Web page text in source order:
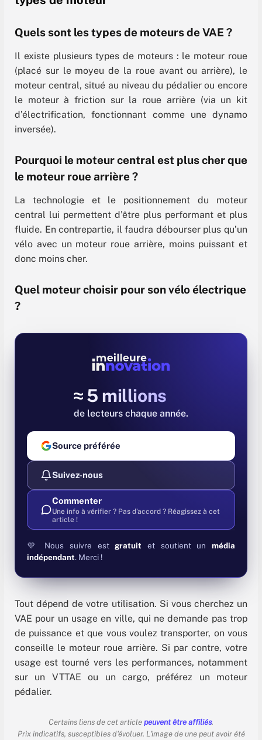
Quels sont les types de moteurs de VAE ?
Il existe plusieurs types de moteurs : le moteur roue
(placé sur le moyeu de la roue avant ou arrière), le
moteur central, situé au niveau du pédalier ou encore
le moteur à friction sur la roue arrière (via un kit
d’électrification, fonctionnant comme une dynamo
inversée).
Pourquoi le moteur central est plus cher que
le moteur roue arrière ?
La technologie et le positionnement du moteur
central lui permettent d’être plus performant et plus
fluide. En contrepartie, il faudra débourser plus qu’un
vélo avec un moteur roue arrière, moins puissant et
donc moins cher.
Quel moteur choisir pour son vélo électrique
?
≈ 5 millions
de lecteurs chaque année
Source préférée
Suivez-nous
Commenter
Une info à vérifier ? Pas d'accord ? Réagissez à cet
article !
💜 Nous suivre estgratuit et soutient unmédia
indépendant. Merci !
Tout dépend de votre utilisation. Si vous cherchez un
VAE pour un usage en ville, qui ne demande pas trop
de puissance et que vous voulez transporter, on vous
conseille le moteur roue arrière. Si par contre, votre
usage est tourné vers les performances, notamment
sur un VTTAE ou un cargo, préférez un moteur
pédalier.
Certains liens de cet article peuvent être affiliés.
Prix indicatifs, susceptibles d'évoluer. L'image de une peut avoir été